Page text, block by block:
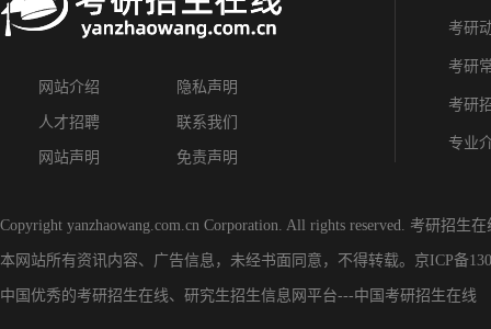
网站介绍 隐私声明
人才招聘 联系我们
网站声明 免责声明
考研
考研
考研
专业
Copyright yanzhaowang.com.cn Corporation. All rights reserved. 考研招生在
本网站所有资讯内容、广告信息，未经书面同意，不得转载。 京ICP备
中国优秀的考研招生在线、 研究生招生信息网 平台---中国考研招生在线